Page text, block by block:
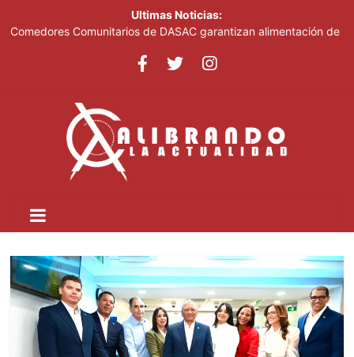
Ultimas Noticias:
Comedores Comunitarios de DASAC garantizan alimentación de
Centroamericanos y del Caribe Santo Domingo 2026
Senado de EE. UU. aprueba nuevo paquete de sanciones a
Italia dice que no acepta ultimátums y mantendrá la suspensión
del Schengen con España
Fransheska Matías gana dos plata en el torneo de pesas de los